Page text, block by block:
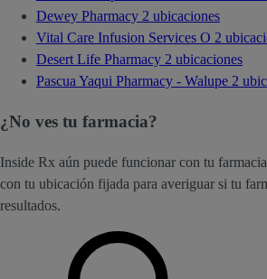
Dewey Pharmacy 2 ubicaciones
Vital Care Infusion Services O 2
Desert Life Pharmacy 2 ubicaciones
Pascua Yaqui Pharmacy - Walupe 2
¿No ves tu farmacia?
Inside Rx aún puede funcionar con tu
con tu ubicación fijada para averiguar si tu
resultados.